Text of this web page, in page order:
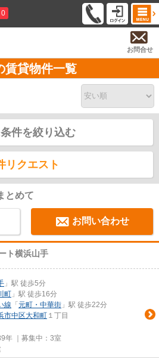
0
お問合せ
賃貸物件一覧
件を絞り込む
リクエスト
とめて
お問い合わせ
ト横浜山手
」駅 徒歩5分
町 」駅 徒歩16分
線 「 元町・中華街 」駅 徒歩22分
市中区大和町 １丁目
年 ｜募集中： 3室